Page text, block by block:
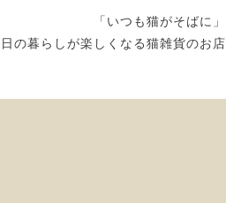
「いつも猫がそばに」
の暮らしが楽しくなる猫雑貨のお店